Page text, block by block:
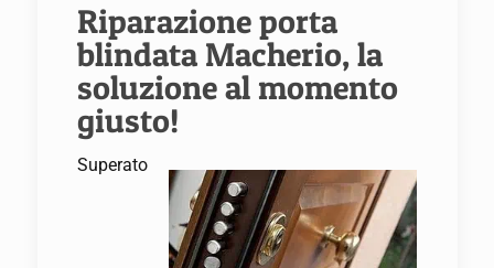
Riparazione porta
blindata Macherio, la
soluzione al momento
giusto!
Superato